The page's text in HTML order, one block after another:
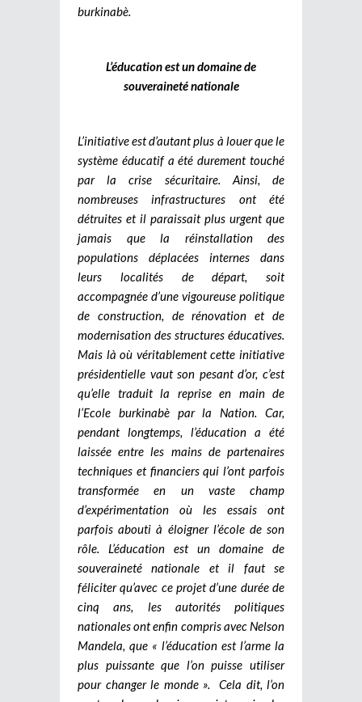
burkinabè.
L’éducation est un domaine de
souveraineté nationale
L’initiative est d’autant plus à louer que le
système éducatif a été durement touché
par la crise sécuritaire. Ainsi, de
nombreuses infrastructures ont été
détruites et il paraissait plus urgent que
jamais que la réinstallation des
populations déplacées internes dans
leurs localités de départ, soit
accompagnée d’une vigoureuse politique
de construction, de rénovation et de
modernisation des structures éducatives.
Mais là où véritablement cette initiative
présidentielle vaut son pesant d’or, c’est
qu’elle traduit la reprise en main de
l’Ecole burkinabè par la Nation. Car,
pendant longtemps, l’éducation a été
laissée entre les mains de partenaires
techniques et financiers qui l’ont parfois
transformée en un vaste champ
d’expérimentation où les essais ont
parfois abouti à éloigner l’école de son
rôle. L’éducation est un domaine de
souveraineté nationale et il faut se
féliciter qu’avec ce projet d’une durée de
cinq ans, les autorités politiques
nationales ont enfin compris avec Nelson
Mandela, que « l’éducation est l’arme la
plus puissante que l’on puisse utiliser
pour changer le monde ». Cela dit, l’on